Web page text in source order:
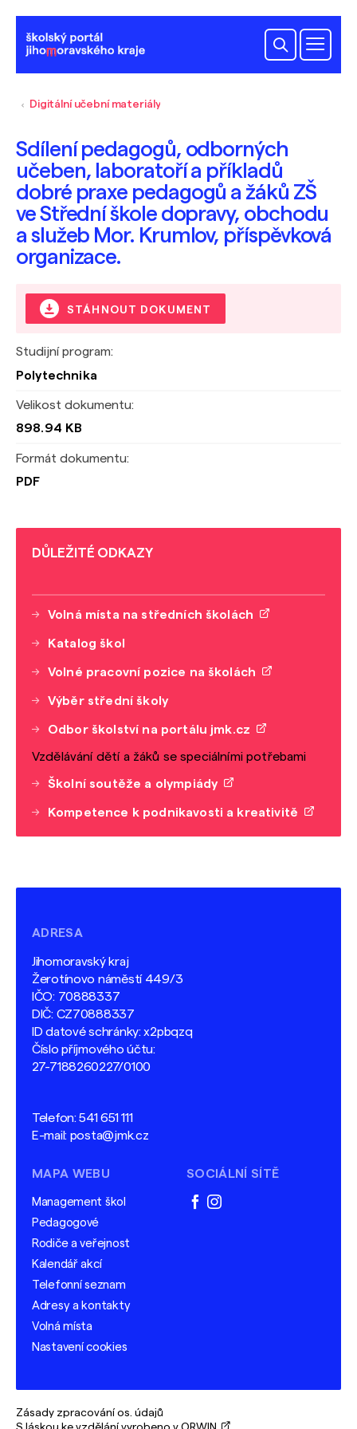
Digitální učební materiály
Sdílení pedagogů, odborných
učeben, laboratoří a příkladů
dobré praxe pedagogů a žáků ZŠ
ve Střední škole dopravy, obchodu
a služeb Mor. Krumlov, příspěvková
organizace.
STÁHNOUT DOKUMENT
Studijní program:
Polytechnika
Velikost dokumentu:
898.94 KB
Formát dokumentu:
PDF
DŮLEŽITÉ ODKAZY
Volná místa na středních školách
Katalog škol
Volné pracovní pozice na školách
Výběr střední školy
Odbor školství na portálu jmk.cz
Vzdělávání dětí a žáků se speciálními potřebami
Školní soutěže a olympiády
Kompetence k podnikavosti a kreativitě
ADRESA
Jihomoravský kraj
Žerotínovo náměstí 449/3
IČO: 70888337
DIČ: CZ70888337
ID datové schránky: x2pbqzq
Číslo příjmového účtu:
27-7188260227/0100
Telefon:541 651 111
E-mail: posta@jmk.cz
MAPA WEBU
Management škol
Pedagogové
Rodiče a veřejnost
Kalendář akcí
Telefonní seznam
Adresy a kontakty
Volná místa
Nastavení cookies
SOCIÁLNÍ SÍTĚ
facebook
instagram
Zásady zpracování os. údajů